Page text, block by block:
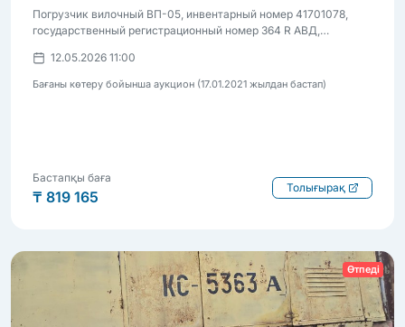
Погрузчик вилочный ВП-05, инвентарный номер 41701078,
государственный регистрационный номер 364 R АВД,
12.05.2026 11:00
Бағаны көтеру бойынша аукцион (17.01.2021 жылдан бастап)
Бастапқы баға
₸ 819 165
Толығырақ
Өтпеді